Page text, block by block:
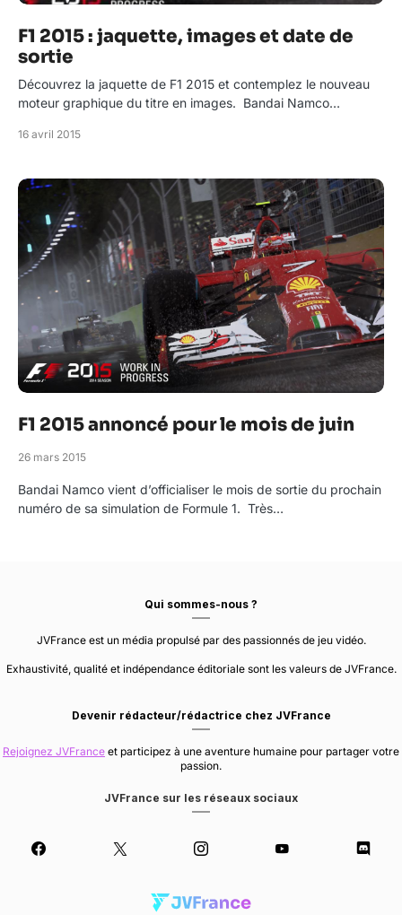
F1 2015 : jaquette, images et date de
sortie
Découvrez la jaquette de F1 2015 et contemplez le nouveau
moteur graphique du titre en images. Bandai Namco…
16 avril 2015
F1 2015 annoncé pour le mois de juin
26 mars 2015
Bandai Namco vient d’officialiser le mois de sortie du prochain
numéro de sa simulation de Formule 1. Très…
Qui sommes-nous ?
JVFrance est un média propulsé par des passionnés de jeu vidéo.
Exhaustivité, qualité et indépendance éditoriale sont les valeurs de JVFrance.
Devenir rédacteur/rédactrice chez JVFrance
Rejoignez JVFrance et participez à une aventure humaine pour partager votre
passion.
JVFrance sur les réseaux sociaux